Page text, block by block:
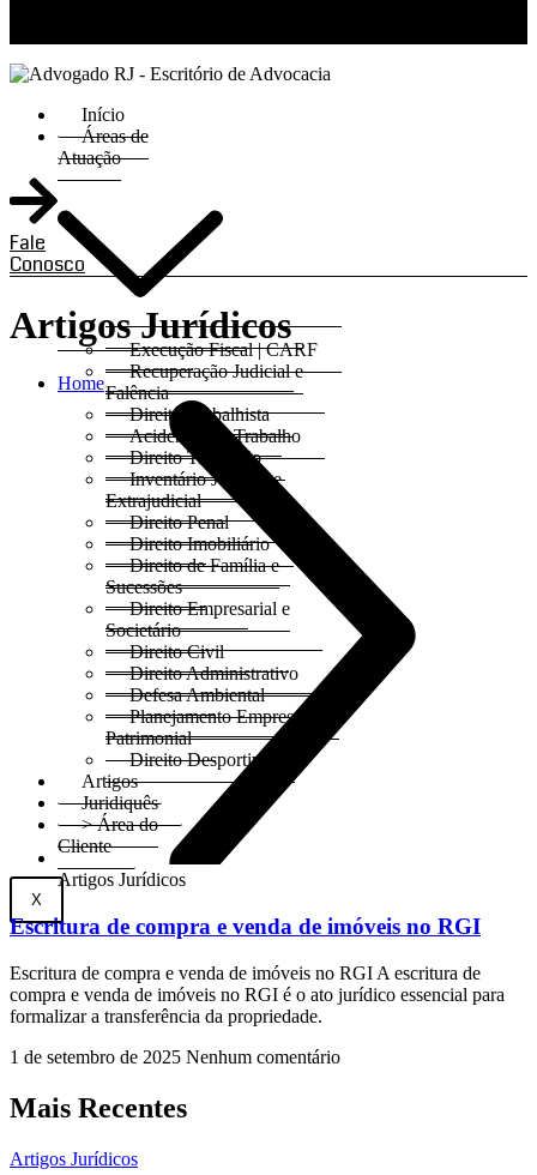
Início
Áreas de
Atuação
Execução Fiscal | CARF
Recuperação Judicial e
Falência
Direito Trabalhista
Acidentes do Trabalho
Direito Tributário
Inventário Judicial e
Extrajudicial
Direito Penal
Direito Imobiliário
Direito de Família e
Sucessões
Direito Empresarial e
Societário
Direito Civil
Direito Administrativo
Defesa Ambiental
Planejamento Empresarial e
Patrimonial
Direito Desportivo
Artigos
Juridiquês
> Área do
Cliente
X
Fale
Conosco
Artigos Jurídicos
Home
Artigos Jurídicos
Escritura de compra e venda de imóveis no RGI
Escritura de compra e venda de imóveis no RGI A escritura de
compra e venda de imóveis no RGI é o ato jurídico essencial para
formalizar a transferência da propriedade.
1 de setembro de 2025 Nenhum comentário
Mais Recentes
Artigos Jurídicos